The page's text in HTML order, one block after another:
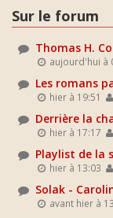
Sur le forum
Thomas H.
aujourd'hui à
Les romans
hier à 19:51
Derrière la
hier à 17:17
Playlist de la
hier à 13:03
Solak -
avant hier à